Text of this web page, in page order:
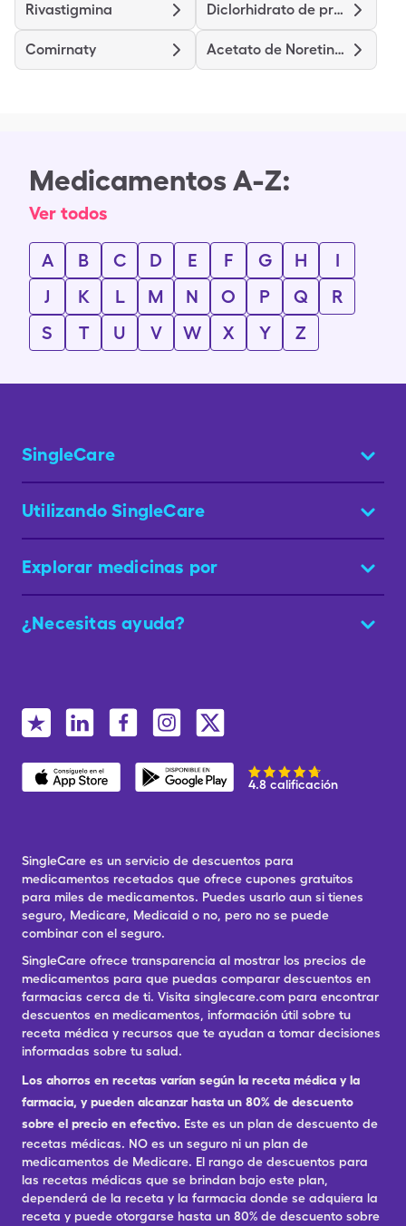
Rivastigmina Diclorhidrato de pramipexole
Comirnaty Acetato de Noretindrona y Etinilestradiol
Medicamentos A-Z:
Ver todos
A B C D E F G H
I
J
K L M N O P Q
R
S
T U V W X Y Z
SingleCare
Utilizando SingleCare
Explorar medicinas por
¿Necesitas ayuda?
4.8 calificación
SingleCare es un servicio de descuentos para
medicamentos recetados que ofrece cupones gratuitos
para miles de medicamentos. Puedes usarlo aun si tienes
seguro, Medicare, Medicaid o no, pero no se puede
combinar con el seguro.
SingleCare ofrece transparencia al mostrar los precios de
medicamentos para que puedas comparar descuentos en
farmacias cerca de ti. Visita singlecare.com para encontrar
descuentos en medicamentos, información útil sobre tu
receta médica y recursos que te ayudan a tomar decisiones
informadas sobre tu salud.
Los ahorros en recetas varían según la receta médica y la
farmacia, y pueden alcanzar hasta un 80% de descuento
sobre el precio en efectivo. Este es un plan de descuento de
recetas médicas. NO es un seguro ni un plan de
medicamentos de Medicare. El rango de descuentos para
las recetas médicas que se brindan bajo este plan,
dependerá de la receta y la farmacia donde se adquiera la
receta y puede otorgarse hasta un 80% de descuento sobre